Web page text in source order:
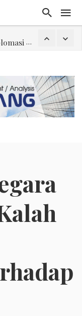
Trump Batasi Hak Kewarganegaraan Lewat Kelahiran dan Larang “Wisata Bersalin”
Rakyat